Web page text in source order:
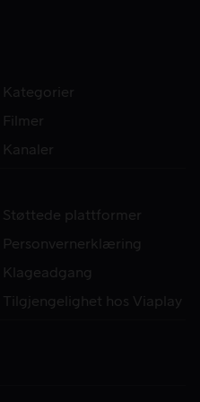
Kategorier
Filmer
Kanaler
Støttede plattformer
Personvernerklæring
Klageadgang
Tilgjengelighet hos Viaplay